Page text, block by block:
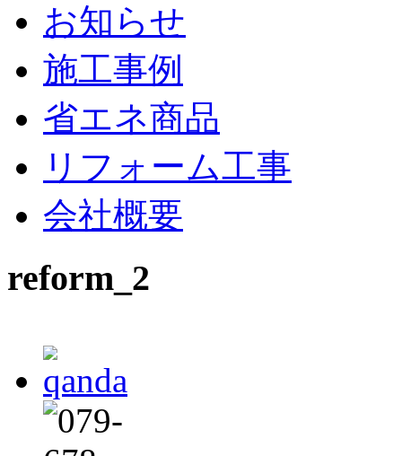
お知らせ
施工事例
省エネ商品
リフォーム工事
会社概要
reform_2